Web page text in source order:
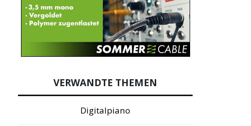
VERWANDTE THEMEN
Digitalpiano